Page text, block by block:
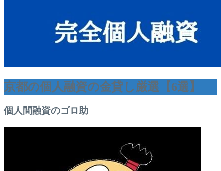
京都の個人融資の金貸し厳選【6選】
個人間融資のゴロ助